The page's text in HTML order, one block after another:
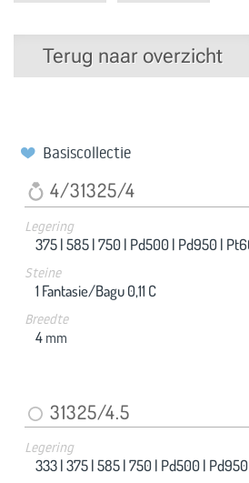
Terug naar overzicht
Basiscollectie
4/31325/4
Legering
375 |585 |750 | Pd500 | Pd950 |
Steine
1 Fantasie/Bagu 0,11 C
Breedte
4 mm
31325/4.5
Legering
333 |375 |585 |750 | Pd500 |